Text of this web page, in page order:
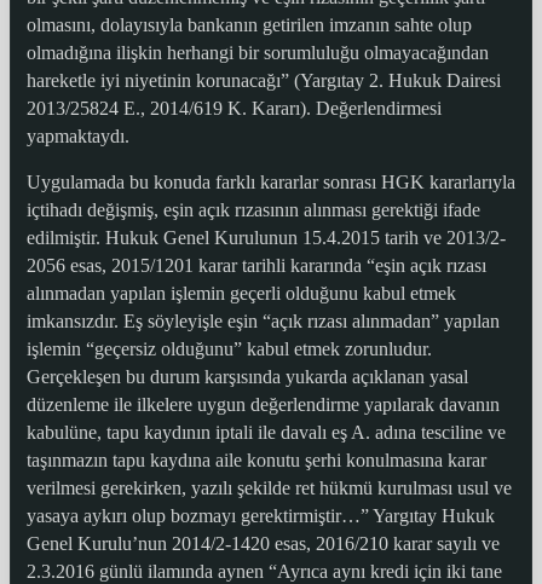
olmasını, dolayısıyla bankanın getirilen imzanın sahte olup
olmadığına ilişkin herhangi bir sorumluluğu olmayacağından
hareketle iyi niyetinin korunacağı” (Yargıtay 2. Hukuk Dairesi
2013/25824 E., 2014/619 K. Kararı). Değerlendirmesi
yapmaktaydı.
Uygulamada bu konuda farklı kararlar sonrası HGK kararlarıyla
içtihadı değişmiş, eşin açık rızasının alınması gerektiği ifade
edilmiştir. Hukuk Genel Kurulunun 15.4.2015 tarih ve 2013/2-
2056 esas, 2015/1201 karar tarihli kararında “eşin açık rızası
alınmadan yapılan işlemin geçerli olduğunu kabul etmek
imkansızdır. Eş söyleyişle eşin “açık rızası alınmadan” yapılan
işlemin “geçersiz olduğunu” kabul etmek zorunludur.
Gerçekleşen bu durum karşısında yukarda açıklanan yasal
düzenleme ile ilkelere uygun değerlendirme yapılarak davanın
kabulüne, tapu kaydının iptali ile davalı eş A. adına tesciline ve
taşınmazın tapu kaydına aile konutu şerhi konulmasına karar
verilmesi gerekirken, yazılı şekilde ret hükmü kurulması usul ve
yasaya aykırı olup bozmayı gerektirmiştir…” Yargıtay Hukuk
Genel Kurulu’nun 2014/2-1420 esas, 2016/210 karar sayılı ve
2.3.2016 günlü ilamında aynen “Ayrıca aynı kredi için iki tane